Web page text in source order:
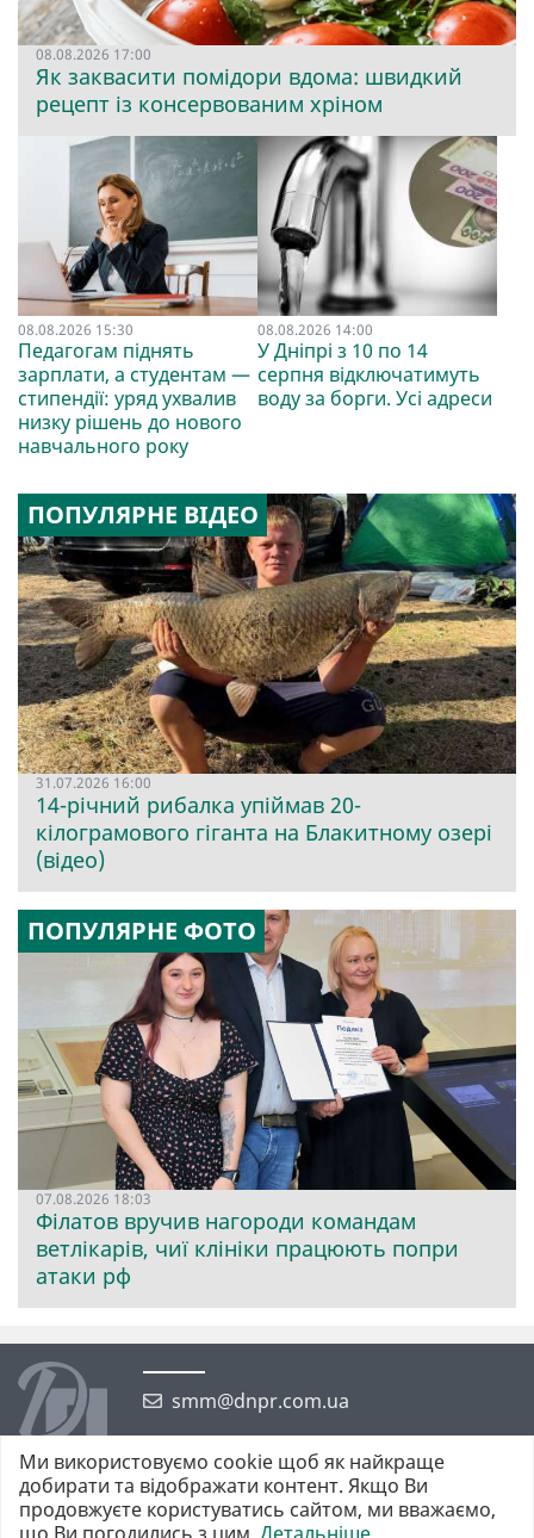
08.08.2026 17:00
Як заквасити помідори вдома: швидкий
рецепт із консервованим хріном
08.08.2026 15:30
Педагогам піднять
зарплати, а студентам —
стипендії: уряд ухвалив
низку рішень до нового
навчального року
08.08.2026 14:00
У Дніпрі з 10 по 14
серпня відключатимуть
воду за борги. Усі адреси
ПОПУЛЯРНЕ ВІДЕО
31.07.2026 16:00
14-річний рибалка упіймав 20-
кілограмового гіганта на Блакитному озері
(відео)
ПОПУЛЯРНЕ ФОТО
07.08.2026 18:03
Філатов вручив нагороди командам
ветлікарів, чиї клініки працюють попри
атаки рф
smm@dnpr.com.ua
Ми використовуємо cookie щоб як найкраще
добирати та відображати контент. Якщо Ви
продовжуєте користуватись сайтом, ми вважаємо,